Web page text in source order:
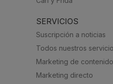
SERVICIOS
Suscripción a noticias
Todos nuestros
Marketing de
Marketing directo